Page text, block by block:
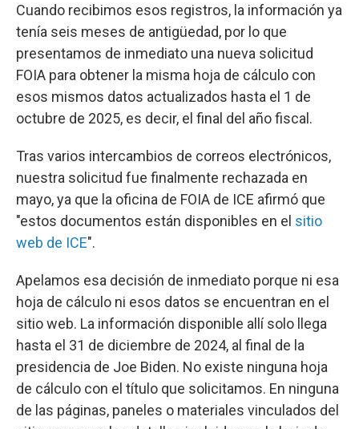
Cuando recibimos esos registros, la información ya
tenía seis meses de antigüedad, por lo que
presentamos de inmediato una nueva solicitud
FOIA para obtener la misma hoja de cálculo con
esos mismos datos actualizados hasta el 1 de
octubre de 2025, es decir, el final del año fiscal.
Tras varios intercambios de correos electrónicos,
nuestra solicitud fue finalmente rechazada en
mayo, ya que la oficina de FOIA de ICE afirmó que
"estos documentos están disponibles en el sitio
web de ICE".
Apelamos esa decisión de inmediato porque ni esa
hoja de cálculo ni esos datos se encuentran en el
sitio web. La información disponible allí solo llega
hasta el 31 de diciembre de 2024, al final de la
presidencia de Joe Biden. No existe ninguna hoja
de cálculo con el título que solicitamos. En ninguna
de las páginas, paneles o materiales vinculados del